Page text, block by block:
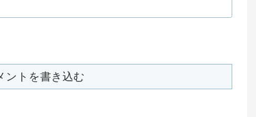
ントを書き込む